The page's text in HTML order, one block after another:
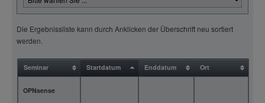
Die Ergebnissliste kann durch Anklicken der Überschrift neu sortiert
werden.
Seminar Startdatum Enddatum Ort
OPNsense